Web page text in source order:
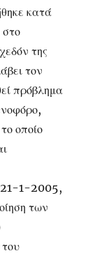
κατά
στο
της
τον
πρόβλημα
οποίο
21-1-2005,
των